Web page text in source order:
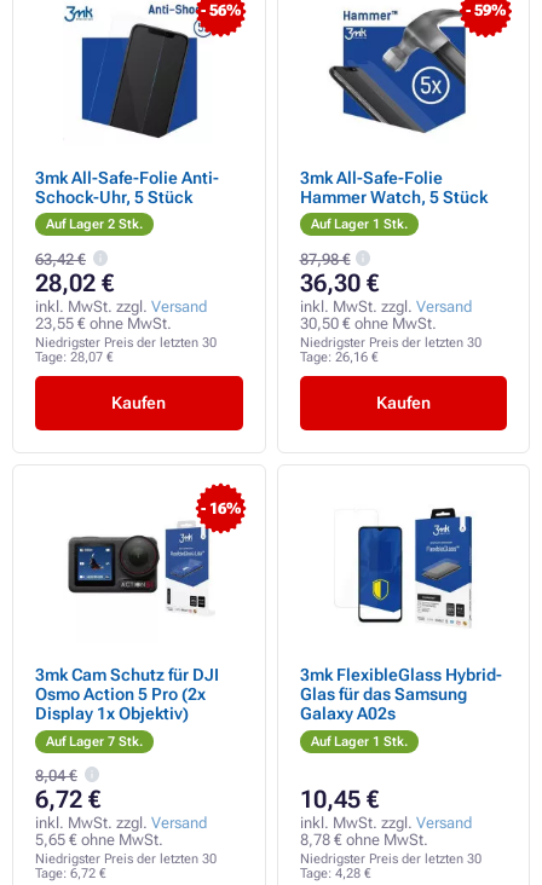
- 56%
3mk All-Safe-Folie Anti-
Schock-Uhr, 5 Stück
Auf Lager 2 Stk.
63,42 €
28,02 €
inkl. MwSt. zzgl. Versand
23,55 € ohne MwSt.
Niedrigster Preis der letzten 30
Tage: 28,07 €
Kaufen
- 59%
3mk All-Safe-Folie
Hammer Watch, 5 Stück
Auf Lager 1 Stk.
87,98 €
36,30 €
inkl. MwSt. zzgl. Versand
30,50 € ohne MwSt.
Niedrigster Preis der letzten 30
Tage: 26,16 €
Kaufen
- 16%
3mk Cam Schutz für DJI
Osmo Action 5 Pro (2x
Display 1x Objektiv)
Auf Lager 7 Stk.
8,04 €
6,72 €
inkl. MwSt. zzgl. Versand
5,65 € ohne MwSt.
Niedrigster Preis der letzten 30
Tage: 6,72 €
3mk FlexibleGlass Hybrid-
Glas für das Samsung
Galaxy A02s
Auf Lager 1 Stk.
10,45 €
inkl. MwSt. zzgl. Versand
8,78 € ohne MwSt.
Niedrigster Preis der letzten 30
Tage: 4,28 €